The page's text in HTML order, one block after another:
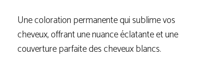
Une coloration permanente qui sublime vos
cheveux, offrant une nuance éclatante et une
couverture parfaite des cheveux blancs.